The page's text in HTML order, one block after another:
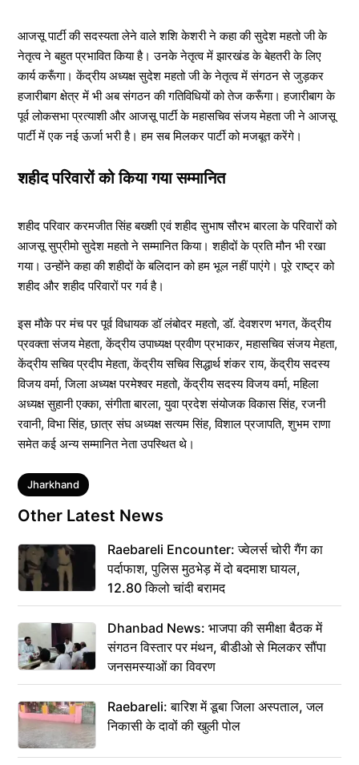
आजसू पार्टी की सदस्यता लेने वाले शशि केशरी ने कहा की सुदेश महतो जी के
नेतृत्व ने बहुत प्रभावित किया है। उनके नेतृत्व में झारखंड के बेहतरी के लिए
कार्य करूँगा। केंद्रीय अध्यक्ष सुदेश महतो जी के नेतृत्व में संगठन से जुड़कर
हजारीबाग क्षेत्र में भी अब संगठन की गतिविधियों को तेज करूँगा। हजारीबाग के
पूर्व लोकसभा प्रत्याशी और आजसू पार्टी के महासचिव संजय मेहता जी ने आजसू
पार्टी में एक नई ऊर्जा भरी है। हम सब मिलकर पार्टी को मजबूत करेंगे।
शहीद परिवारों को किया गया सम्मानित
शहीद परिवार करमजीत सिंह बख्शी एवं शहीद सुभाष सौरभ बारला के परिवारों को
आजसू सुप्रीमो सुदेश महतो ने सम्मानित किया। शहीदों के प्रति मौन भी रखा
गया। उन्होंने कहा की शहीदों के बलिदान को हम भूल नहीं पाएंगे। पूरे राष्ट्र को
शहीद और शहीद परिवारों पर गर्व है।
इस मौके पर मंच पर पूर्व विधायक डॉ लंबोदर महतो, डॉ. देवशरण भगत, केंद्रीय
प्रवक्ता संजय मेहता, केंद्रीय उपाध्यक्ष प्रवीण प्रभाकर, महासचिव संजय मेहता,
केंद्रीय सचिव प्रदीप मेहता, केंद्रीय सचिव सिद्धार्थ शंकर राय, केंद्रीय सदस्य
विजय वर्मा, जिला अध्यक्ष परमेश्वर महतो, केंद्रीय सदस्य विजय वर्मा, महिला
अध्यक्ष सुहानी एक्का, संगीता बारला, युवा प्रदेश संयोजक विकास सिंह, रजनी
रवानी, विभा सिंह, छात्र संघ अध्यक्ष सत्यम सिंह, विशाल प्रजापति, शुभम राणा
समेत कई अन्य सम्मानित नेता उपस्थित थे।
Tags
Jharkhand
Other Latest News
Raebareli Encounter: ज्वेलर्स चोरी गैंग का
पर्दाफाश, पुलिस मुठभेड़ में दो बदमाश घायल,
12.80 किलो चांदी बरामद
Dhanbad News: भाजपा की समीक्षा बैठक में
संगठन विस्तार पर मंथन, बीडीओ से मिलकर सौंपा
जनसमस्याओं का विवरण
Raebareli: बारिश में डूबा जिला अस्पताल, जल
निकासी के दावों की खुली पोल